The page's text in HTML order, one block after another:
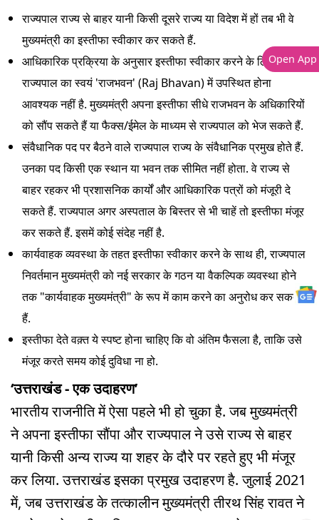
राज्यपाल राज्य से बाहर यानी किसी दूसरे राज्य या विदेश में हों तब भी वे
मुख्यमंत्री का इस्तीफा स्वीकार कर सकते हैं.
आधिकारिक प्रक्रिया के अनुसार इस्तीफा स्वीकार करने के लिए
राज्यपाल का स्वयं 'राजभवन' (Raj Bhavan) में उपस्थित होना
आवश्यक नहीं है. मुख्यमंत्री अपना इस्तीफा सीधे राजभवन के अधिकारियों
को सौंप सकते हैं या फैक्स/ईमेल के माध्यम से राज्यपाल को भेज सकते हैं.
संवैधानिक पद पर बैठने वाले राज्यपाल राज्य के संवैधानिक प्रमुख होते हैं.
उनका पद किसी एक स्थान या भवन तक सीमित नहीं होता. वे राज्य से
बाहर रहकर भी प्रशासनिक कार्यों और आधिकारिक पत्रों को मंजूरी दे
सकते हैं. राज्यपाल अगर अस्पताल के बिस्तर से भी चाहें तो इस्तीफा मंजूर
कर सकते हैं. इसमें कोई संदेह नहीं है.
कार्यवाहक व्यवस्था के तहत इस्तीफा स्वीकार करने के साथ ही, राज्यपाल
निवर्तमान मुख्यमंत्री को नई सरकार के गठन या वैकल्पिक व्यवस्था होने
तक "कार्यवाहक मुख्यमंत्री" के रूप में काम करने का अनुरोध कर सकते
हैं.
इस्तीफा देते वक़्त ये स्पष्ट होना चाहिए कि वो अंतिम फैसला है, ताकि उसे
मंजूर करते समय कोई दुविधा ना हो.
‘उत्तराखंड - एक उदाहरण’
भारतीय राजनीति में ऐसा पहले भी हो चुका है. जब मुख्यमंत्री
ने अपना इस्तीफा सौंपा और राज्यपाल ने उसे राज्य से बाहर
यानी किसी अन्य राज्य या शहर के दौरे पर रहते हुए भी मंजूर
कर लिया. उत्तराखंड इसका प्रमुख उदाहरण है. जुलाई 2021
में, जब उत्तराखंड के तत्कालीन मुख्यमंत्री तीरथ सिंह रावत ने
Open App